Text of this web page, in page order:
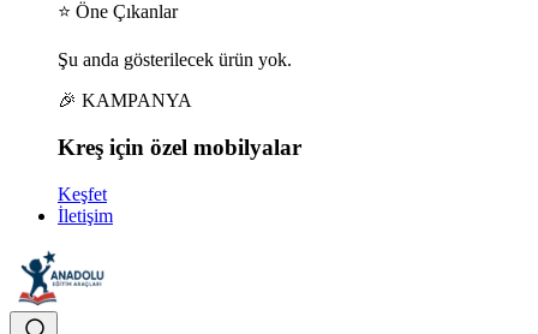
⭐ Öne Çıkanlar
Şu anda gösterilecek ürün yok.
🎉 KAMPANYA
Kreş için özel mobilyalar
Keşfet
İletişim